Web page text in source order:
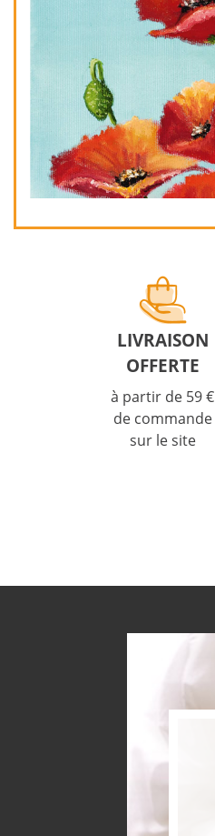
LIVRAISON
OFFERTE
à partir de 59 €
de commande
sur le site